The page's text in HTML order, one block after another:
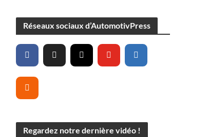
Réseaux sociaux d’AutomotivPress
Regardez notre dernière vidéo !